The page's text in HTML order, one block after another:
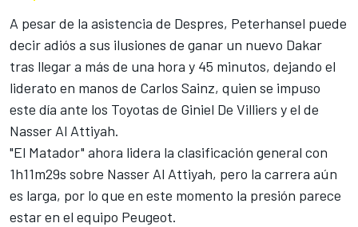
A pesar de la asistencia de Despres, Peterhansel puede
decir adiós a sus ilusiones de ganar un nuevo Dakar
tras llegar a más de una hora y 45 minutos, dejando el
liderato en manos de Carlos Sainz, quien se impuso
este día ante los Toyotas de Giniel De Villiers y el de
Nasser Al Attiyah.
"El Matador" ahora lidera la clasificación general con
1h11m29s sobre Nasser Al Attiyah, pero la carrera aún
es larga, por lo que en este momento la presión parece
estar en el equipo Peugeot.